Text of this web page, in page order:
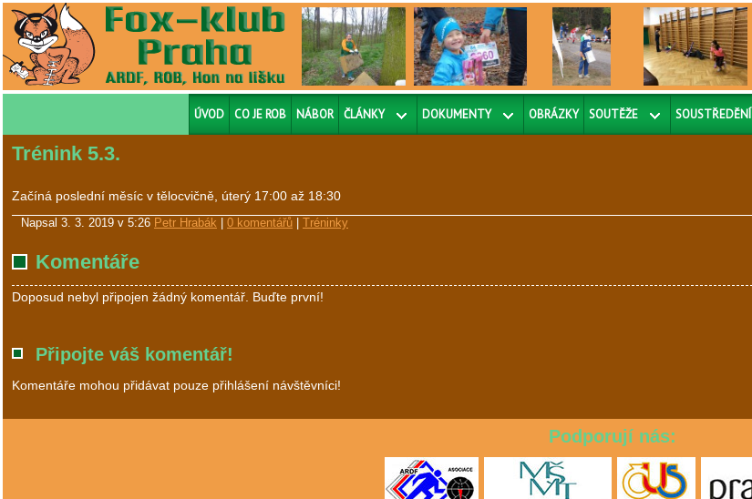
ÚVOD CO JE ROB NÁBOR ČLÁNKY DOKUMENTY OBRÁZKY SOUTĚŽE SOUSTŘEDĚNÍ
Trénink 5.3.
Začíná poslední měsíc v tělocvičně, úterý 17:00 až 18:30
Napsal 3. 3. 2019 v 5:26 Petr Hrabák 0 komentářů Tréninky
Komentáře
Doposud nebyl připojen žádný komentář. Buďte první!
Připojte váš komentář!
Komentáře mohou přidávat pouze přihlášení návštěvníci!
Podporují nás: